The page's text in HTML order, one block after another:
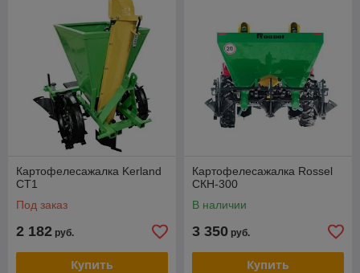
Картофелесажалка Kerland
CT1
Под заказ
2 182 руб.
Купить
Картофелесажалка Rossel
СКН-300
В наличии
3 350 руб.
Купить